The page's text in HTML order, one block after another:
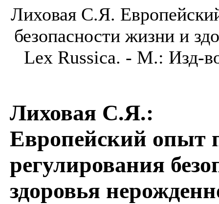
Лиховая С.Я.
безопасности жизни и
Lex Russica. - М.:
Лиховая С.Я.:
Европейский опыт
регулирования
здоровья